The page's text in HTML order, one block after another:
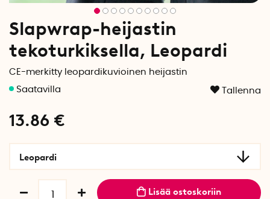
Slapwrap-heijastin
tekoturkiksella, Leopardi
CE-merkitty leopardikuvioinen heijastin
Tallenna
13.86 €
Leopardi
Lisää ostoskoriin